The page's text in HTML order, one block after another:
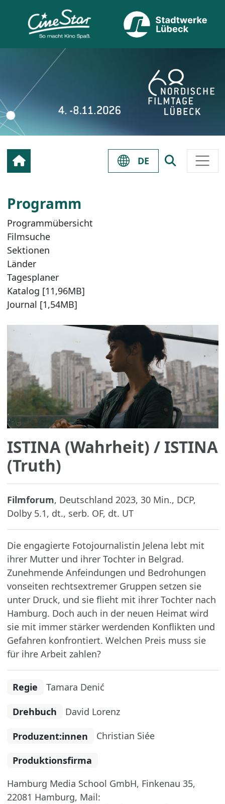
DE
Programm
Programmübersicht
Filmsuche
Sektionen
Länder
Tagesplaner
Katalog [11,96MB]
Journal [1,54MB]
ISTINA (Wahrheit) / ISTINA
(Truth)
Filmforum, Deutschland 2023, 30 Min., DCP,
Dolby 5.1, dt., serb. OF, dt. UT
Die engagierte Fotojournalistin Jelena lebt mit
ihrer Mutter und ihrer Tochter in Belgrad.
Zunehmende Anfeindungen und Bedrohungen
vonseiten rechtsextremer Gruppen setzen sie
unter Druck, und sie flieht mit ihrer Tochter nach
Hamburg. Doch auch in der neuen Heimat wird
sie mit immer stärker werdenden Konflikten und
Gefahren konfrontiert. Welchen Preis muss sie
für ihre Arbeit zahlen?
Regie Tamara Denić
Drehbuch David Lorenz
Produzent:innen Christian Siée
Produktionsfirma
Hamburg Media School GmbH, Finkenau 35,
22081 Hamburg, Mail: